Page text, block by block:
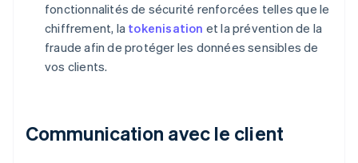
fonctionnalités de sécurité renforcées telles que le
chiffrement, la tokenisation et la prévention de la
fraude afin de protéger les données sensibles de
vos clients.
Communication avec le client